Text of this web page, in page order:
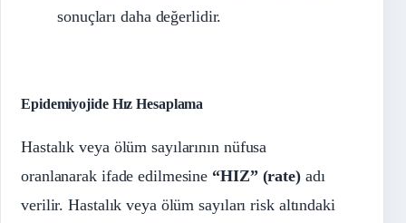
sonuçları daha değerlidir.
Epidemiyojide Hız Hesaplama
Hastalık veya ölüm sayılarının nüfusa
oranlanarak ifade edilmesine “HIZ” (rate) adı
verilir. Hastalık veya ölüm sayıları risk altındaki